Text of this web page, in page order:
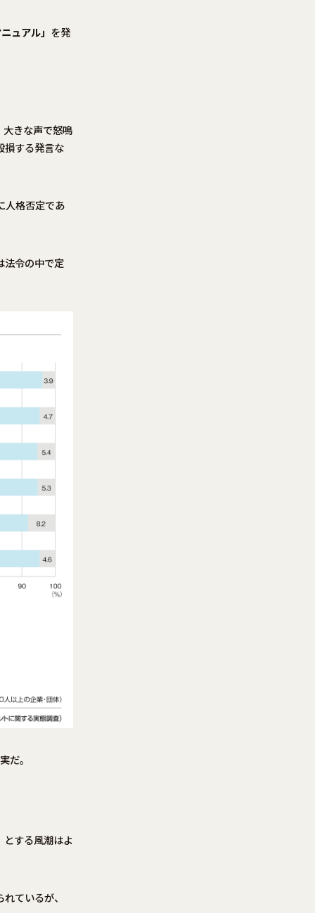
ュアル」 を発
きな声で怒鳴
損する発言な
人格否定であ
法令の中で定
だ。
とする風潮はよ
ているが、